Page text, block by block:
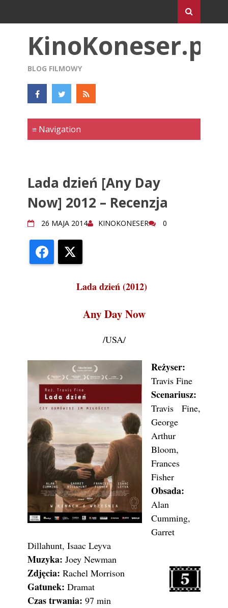
KinoKoneser.pl
BLOG FILMOWY
Lada dzień [Any Day
Now] 2012 – Recenzja
26 MAJA 2014 KINOKONESER 0
Facebook
Lada dzień (2012)
Any Day Now
/USA/
Reżyser:
Travis Fine
Scenariusz:
Travis Fine,
George
Arthur
Bloom,
Frances
Fisher
Obsada:
Alan
Cumming,
Garret
Dillahunt, Isaac Leyva
Muzyka: Joey Newman
Zdjęcia: Rachel Morrison
Gatunek: Dramat
Czas trwania: 97 min